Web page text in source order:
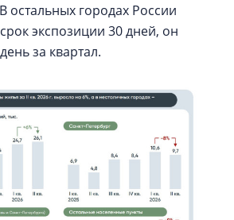
остальных городах России
экспозиции 30 дней, он
за квартал.